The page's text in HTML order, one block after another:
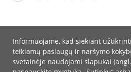
Turite
Informuojame, kad siekiant užtikrinti
teikiamų paslaugų ir naršymo
svetainėje naudojami slapukai